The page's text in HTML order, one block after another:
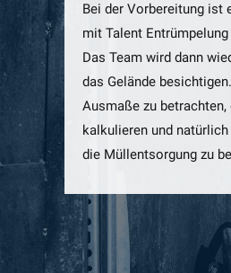
Bei der Vorbereitung ist
mit Talent
Das Team wird dann
das Gelände
Ausmaße zu
kalkulieren und
die Müllentsorgung zu